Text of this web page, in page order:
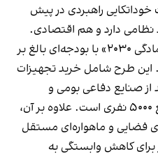
خوداتکایی راهبردی در پیش
دارد و هم اقتصادی.
در عرصه دفاعی، طرح برنامه «آمادگی ۲۰۳۰» با بودجه‌ای بالغ بر
این طرح شامل خرید تجهیزات
صنایع دفاعی بومی و
تاسیس یک نیروی واکنش سریع ۵۰۰۰ نفری است. علاوه بر آن،
فضایی و ماهواره‌ای مستقل
برای کاهش وابستگی به